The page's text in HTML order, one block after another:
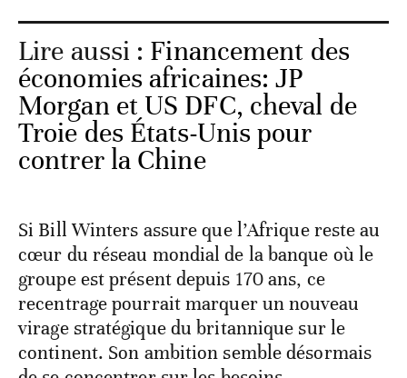
Lire aussi : Financement des
économies africaines: JP
Morgan et US DFC, cheval de
Troie des États-Unis pour
contrer la Chine
Si Bill Winters assure que l’Afrique reste au
cœur du réseau mondial de la banque où le
groupe est présent depuis 170 ans, ce
recentrage pourrait marquer un nouveau
virage stratégique du britannique sur le
continent. Son ambition semble désormais